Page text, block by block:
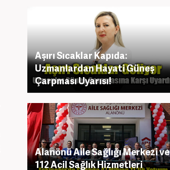
Aşırı Sıcaklar Kapıda:
Uzmanlardan Hayati Güneş
Çarpması Uyarısı!
Alanönü Aile Sağlığı Merkezi ve
112 Acil Sağlık Hizmetleri